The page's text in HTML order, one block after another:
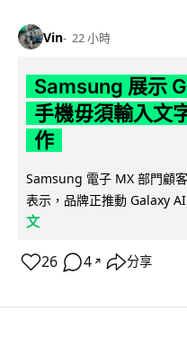
Vin 22 小時
Samsung 展示
手機毋須輸入文
作
Samsung 電子 MX 部門顧
表示，品牌正推動 Galaxy
文
26 4 ↗ 分享